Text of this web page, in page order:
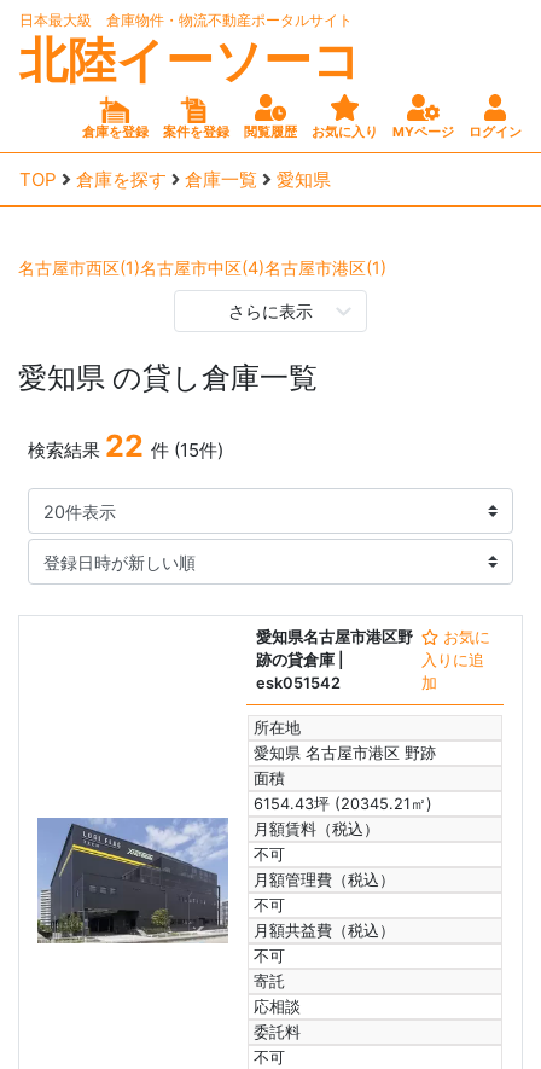
日本最大級 倉庫物件・物流不動産ポータルサイト
北陸イーソーコ
倉庫を登録 案件を登録 閲覧履歴 お気に入り MYページ ログイン
TOP 倉庫を探す 倉庫一覧 愛知県
名古屋市西区(1)名古屋市中区(4)名古屋市港区(1)
名古屋市天白区(1)一宮市(1)
小牧市(1)稲沢市(1) 岩倉市(1)
さらに表示
愛知県 の貸し倉庫一覧
検索結果 22 件 (15件)
愛知県名古屋市港区野
跡の貸倉庫
esk051542
お気に
入りに追
加
所在地
愛知県 名古屋市港区 野跡
面積
6154.43坪 (20345.21㎡)
月額賃料（税込）
不可
月額管理費（税込）
不可
月額共益費（税込）
不可
寄託
応相談
委託料
不可